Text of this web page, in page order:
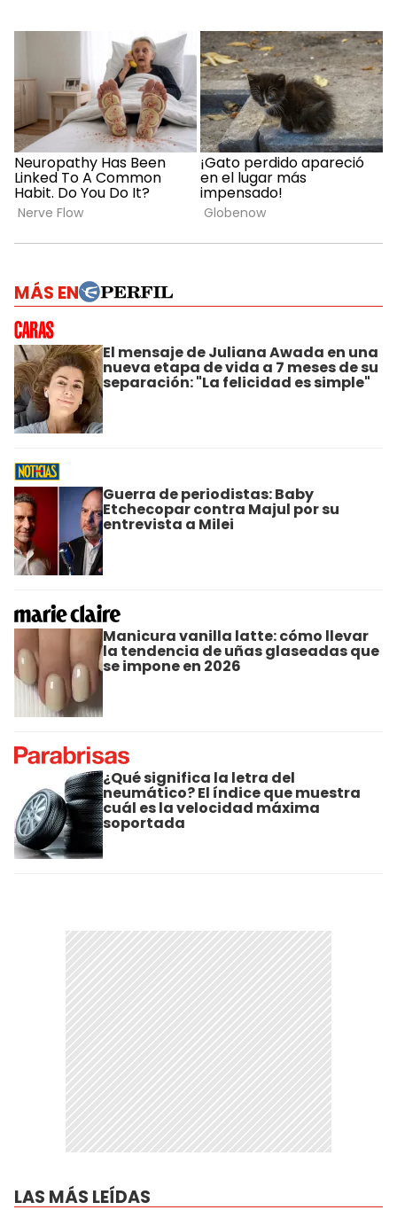
MÁS EN
El mensaje de Juliana Awada en una
nueva etapa de vida a 7 meses de su
separación: "La felicidad es simple"
Guerra de periodistas: Baby
Etchecopar contra Majul por su
entrevista a Milei
Manicura vanilla latte: cómo llevar
la tendencia de uñas glaseadas que
se impone en 2026
¿Qué significa la letra del
neumático? El índice que muestra
cuál es la velocidad máxima
soportada
LAS MÁS LEÍDAS